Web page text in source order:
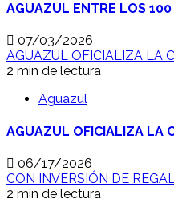
AGUAZUL ENTRE LOS 100
07/03/2026
AGUAZUL OFICIALIZA LA
2 min de lectura
Aguazul
AGUAZUL OFICIALIZA LA
06/17/2026
CON INVERSIÓN DE
2 min de lectura